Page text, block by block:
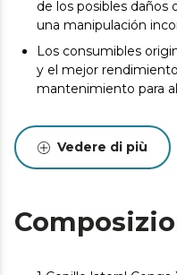
de los posibles daños
una manipulación
Los consumibles
y el mejor
mantenimiento para
Vedere di più